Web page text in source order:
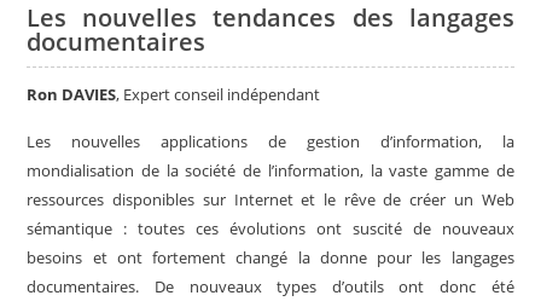
Les nouvelles tendances des langages
documentaires
Ron DAVIES, Expert conseil indépendant
Les nouvelles applications de gestion d’information, la
mondialisation de la société de l’information, la vaste gamme de
ressources disponibles sur Internet et le rêve de créer un Web
sémantique : toutes ces évolutions ont suscité de nouveaux
besoins et ont fortement changé la donne pour les langages
documentaires. De nouveaux types d’outils ont donc été